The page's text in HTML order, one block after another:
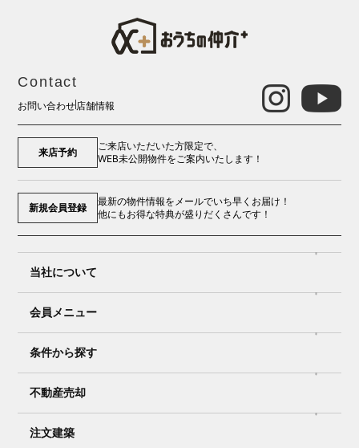
Contact
お問い合わせ 店舗情報
来店予約
ご来店いただいた方限定で、
WEB未公開物件をご案内いたします！
新規会員登録
最新の物件情報をメールでいち早くお届け！
他にもお得な特典が盛りだくさんです！
当社について
会員メニュー
条件から探す
不動産売却
注文建築